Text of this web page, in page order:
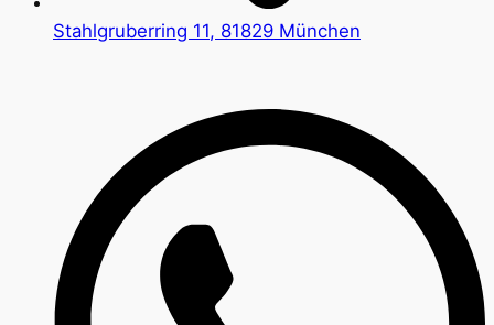
Stahlgruberring 11, 81829 München